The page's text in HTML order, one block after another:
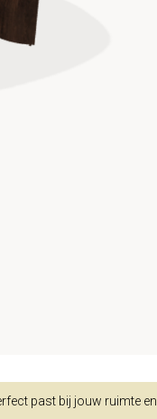
past bij jouw ruimte en